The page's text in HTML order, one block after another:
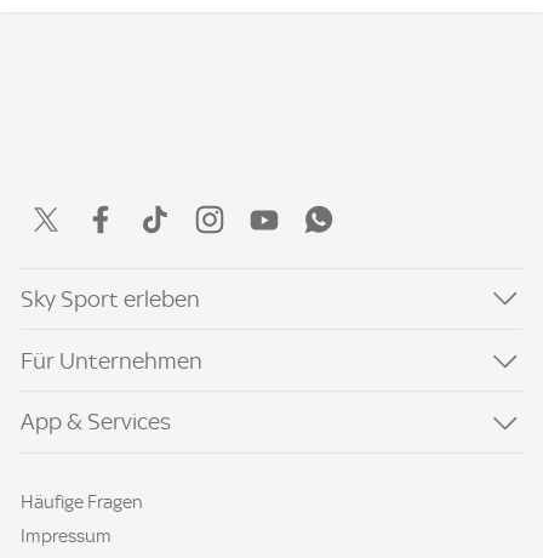
Sky Sport erleben
Für Unternehmen
App & Services
Häufige Fragen
Impressum